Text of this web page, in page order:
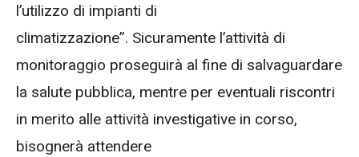
l’utilizzo di impianti di
climatizzazione”. Sicuramente l’attività di
monitoraggio proseguirà al fine di salvaguardare
la salute pubblica, mentre per eventuali riscontri
in merito alle attività investigative in corso,
bisognerà attendere